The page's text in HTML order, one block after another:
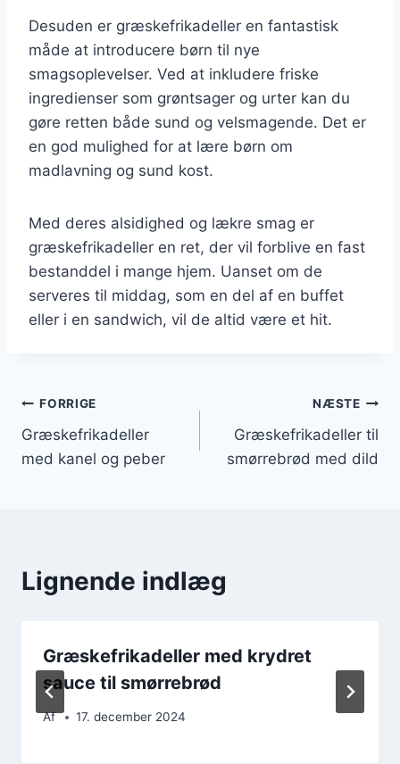
Desuden er græskefrikadeller en fantastisk
måde at introducere børn til nye
smagsoplevelser. Ved at inkludere friske
ingredienser som grøntsager og urter kan du
gøre retten både sund og velsmagende. Det er
en god mulighed for at lære børn om
madlavning og sund kost.
Med deres alsidighed og lækre smag er
græskefrikadeller en ret, der vil forblive en fast
bestanddel i mange hjem. Uanset om de
serveres til middag, som en del af en buffet
eller i en sandwich, vil de altid være et hit.
Indlægsnavigation
FORRIGE
Græskefrikadeller
med kanel og peber
NÆSTE
Græskefrikadeller til
smørrebrød med dild
Lignende indlæg
Græskefrikadeller med krydret
sauce til smørrebrød
Af 17. december 2024